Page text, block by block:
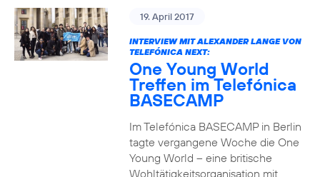
19. April 2017
INTERVIEW MIT ALEXANDER LANGE VON
TELEFÓNICA NEXT:
One Young World
Treffen im Telefónica
BASECAMP
Im Telefónica BASECAMP in Berlin
tagte vergangene Woche die One
Young World – eine britische
Wohltätigkeitsorganisation mit